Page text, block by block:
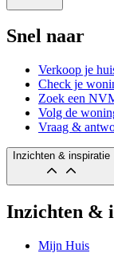
Snel naar
Verkoop je
Check je
Zoek een
Volg de
Vraag &
Inzichten & inspiratie
Inzichten &
Mijn Huis